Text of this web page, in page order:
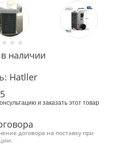
наличии
Hatller
и заказать этот товар
договора на поставку при